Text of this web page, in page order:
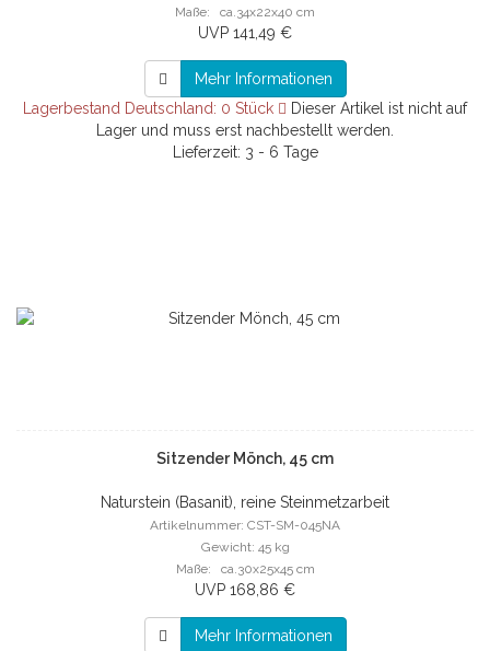
Maße: ca.34x22x40 cm
UVP 141,49 €
Mehr Informationen
Lagerbestand Deutschland: 0 Stück
Dieser Artikel ist nicht auf
Lager und muss erst nachbestellt werden.
Lieferzeit: 3 - 6 Tage
Sitzender Mönch, 45 cm
Naturstein (Basanit), reine Steinmetzarbeit
Artikelnummer: CST-SM-045NA
Gewicht: 45 kg
Maße: ca.30x25x45 cm
UVP 168,86 €
Mehr Informationen